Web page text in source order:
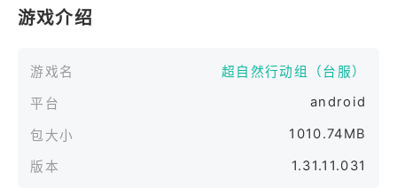
游戏介绍
游戏名
超自然行动组（台服）
平台
android
包大小 1010.74MB
版本 1.31.11.031